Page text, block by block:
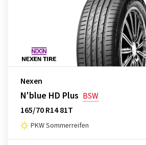
Nexen
N'blue HD Plus BSW
165/70 R14 81T
PKW Sommerreifen